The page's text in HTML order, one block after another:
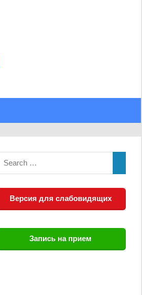
Версия для слабовидящих
Запись на прием